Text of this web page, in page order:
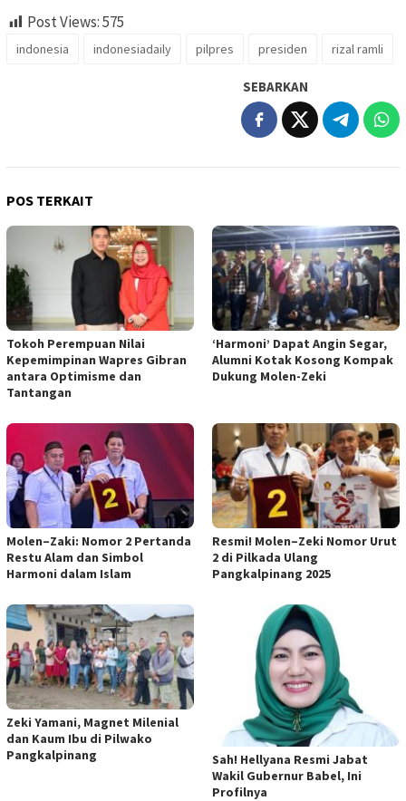
Post Views:575
indonesia indonesiadaily pilpres presiden rizal ramli
SEBARKAN
POS TERKAIT
Tokoh Perempuan Nilai
Kepemimpinan Wapres Gibran
antara Optimisme dan
Tantangan
‘Harmoni’ Dapat Angin Segar,
Alumni Kotak Kosong Kompak
Dukung Molen-Zeki
Molen–Zaki: Nomor 2 Pertanda
Restu Alam dan Simbol
Harmoni dalam Islam
Resmi! Molen–Zeki Nomor Urut
2 di Pilkada Ulang
Pangkalpinang 2025
Zeki Yamani, Magnet Milenial
dan Kaum Ibu di Pilwako
Pangkalpinang
Sah! Hellyana Resmi Jabat
Wakil Gubernur Babel, Ini
Profilnya